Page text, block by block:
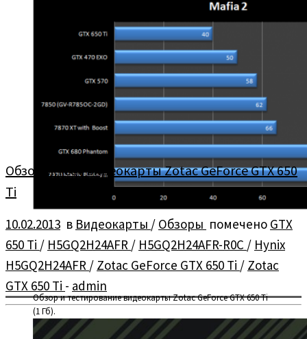
Обзор и тестирование видеокарты Zotac GeForce GTX 650 Ti
(1 Гб).
Обзор и тест видеокарты Zotac GeForce GTX 650
Ti
10.02.2013 в Видеокарты / Обзоры помечено GTX
650 Ti / H5GQ2H24AFR / H5GQ2H24AFR-R0C / Hynix
H5GQ2H24AFR / Zotac GeForce GTX 650 Ti / Zotac
GTX 650 Ti - admin